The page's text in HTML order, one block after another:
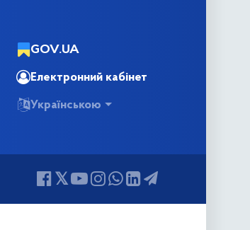
GOV.UA
Електронний кабінет
Українською